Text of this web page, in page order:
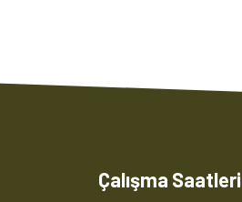
Çalışma Saatleri